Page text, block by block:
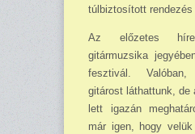
túlbiztosított rendezés
Az előzetes
gitármuzsika
fesztivál.
gitárost lát­hattunk, de
lett igazán
már igen, hogy velük